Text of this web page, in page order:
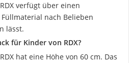
verfügt über einen
nach Belieben
lässt.
für Kinder von RDX?
hat eine Höhe von 60 cm. Das